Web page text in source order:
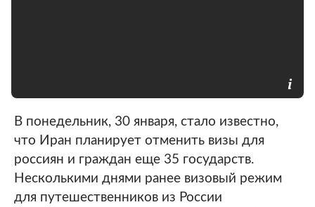
В понедельник, 30 января, стало известно,
что Иран планирует отменить визы для
россиян и граждан еще 35 государств.
Несколькими днями ранее визовый режим
для путешественников из России